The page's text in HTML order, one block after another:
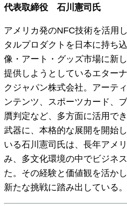
代表取締役 石川憲司氏
アメリカ発のNFC技術を活用
タルプロダクトを日本に持ち
像・アート・グッズ市場に新
提供しようとしているエター
クジャパン株式会社。アーテ
ンテンツ、スポーツカード、
贋判定など、多方面に活用で
武器に、本格的な展開を開始
いる石川憲司氏は、長年アメ
み、多文化環境の中でビジネ
た。その経験と価値観を活か
新たな挑戦に踏み出している。